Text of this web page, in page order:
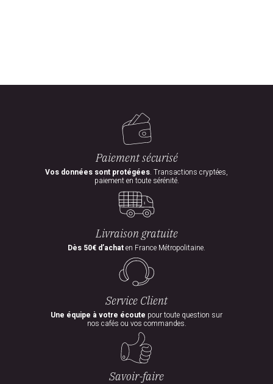
Paiement sécurisé
Vos données sont protégées. Transactions cryptées,
paiement en toute sérénité.
Livraison gratuite
Dès 50€ d’achaten France Métropolitaine.
Service Client
Une équipe à votre écoute pour toute question sur
nos cafés ou vos commandes.
Savoir-faire